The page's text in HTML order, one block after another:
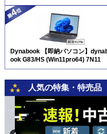
Dynabook 【即納パソコン】
ook G83/HS (Win11pro64) 7N11
人気の特集・特売品